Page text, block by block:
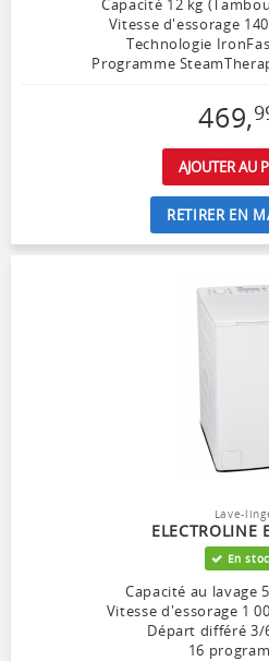
Capacité 12 kg
Vitesse d'essorage
Technologie
Programme
469,
AJOUTER AU
RETIRER EN
Lave-
ELECTROLINE
En
Capacité au lavage
Vitesse d'essorage 1
Départ différé 3/
16